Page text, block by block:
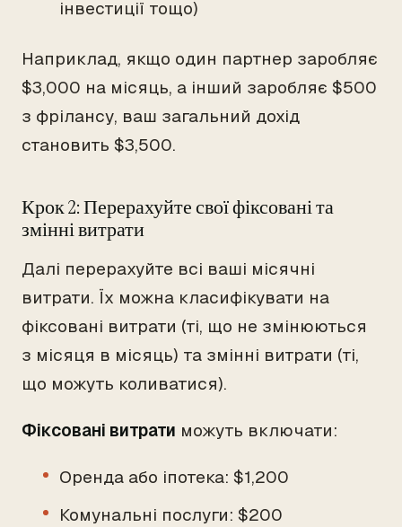
інвестиції тощо)
Наприклад, якщо один партнер заробляє
$3,000 на місяць, а інший заробляє $500
з фрілансу, ваш загальний дохід
становить $3,500.
Крок 2: Перерахуйте свої фіксовані та
змінні витрати
Далі перерахуйте всі ваші місячні
витрати. Їх можна класифікувати на
фіксовані витрати (ті, що не змінюються
з місяця в місяць) та змінні витрати (ті,
що можуть коливатися).
Фіксовані витрати можуть включати:
Оренда або іпотека: $1,200
Комунальні послуги: $200